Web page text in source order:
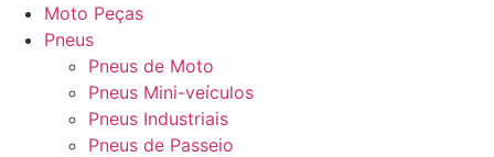
Moto Peças
Pneus
Pneus de Moto
Pneus Mini-veículos
Pneus Industriais
Pneus de Passeio